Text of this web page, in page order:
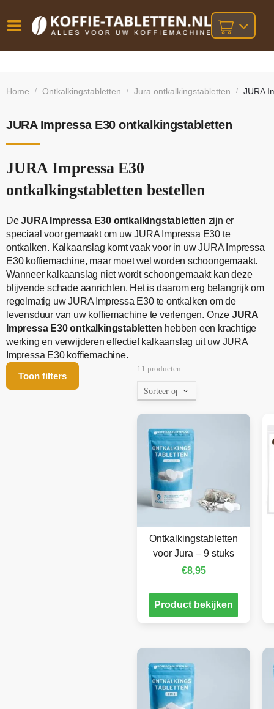
besteld,
bij orders
Home / Ontkalkingstabletten / Jura ontkalkingstabletten / JURA
JURA Impressa E30 ontkalkingstabletten
JURA Impressa E30
ontkalkingstabletten bestellen
DeJURA Impressa E30 ontkalkingstabletten zijn er
speciaal voor gemaakt om uw JURA Impressa E30 te
ontkalken. Kalkaanslag komt vaak voor in uw JURA Impressa
E30 koffiemachine, maar moet wel worden schoongemaakt.
Wanneer kalkaanslag niet wordt schoongemaakt kan deze
blijvende schade aanrichten. Het is daarom erg belangrijk om
regelmatig uw JURA Impressa E30 te ontkalken om de
levensduur van uw koffiemachine te verlengen. Onze JURA
Impressa E30 ontkalkingstabletten hebben een krachtige
werking en verwijderen effectief kalkaanslag uit uw JURA
Impressa E30 koffiemachine.
Toon filters
11 producten
Ontkalkingstabletten
voor Jura – 9 stuks
€8,95
Product bekijken